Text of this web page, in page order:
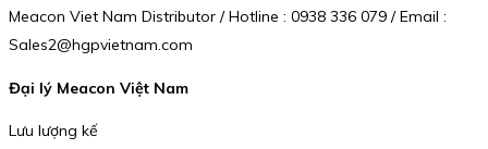
Meacon Viet Nam Distributor / Hotline : 0938 336 079 / Email :
Sales2@hgpvietnam.com
Đại lý Meacon Việt Nam
Lưu lượng kế